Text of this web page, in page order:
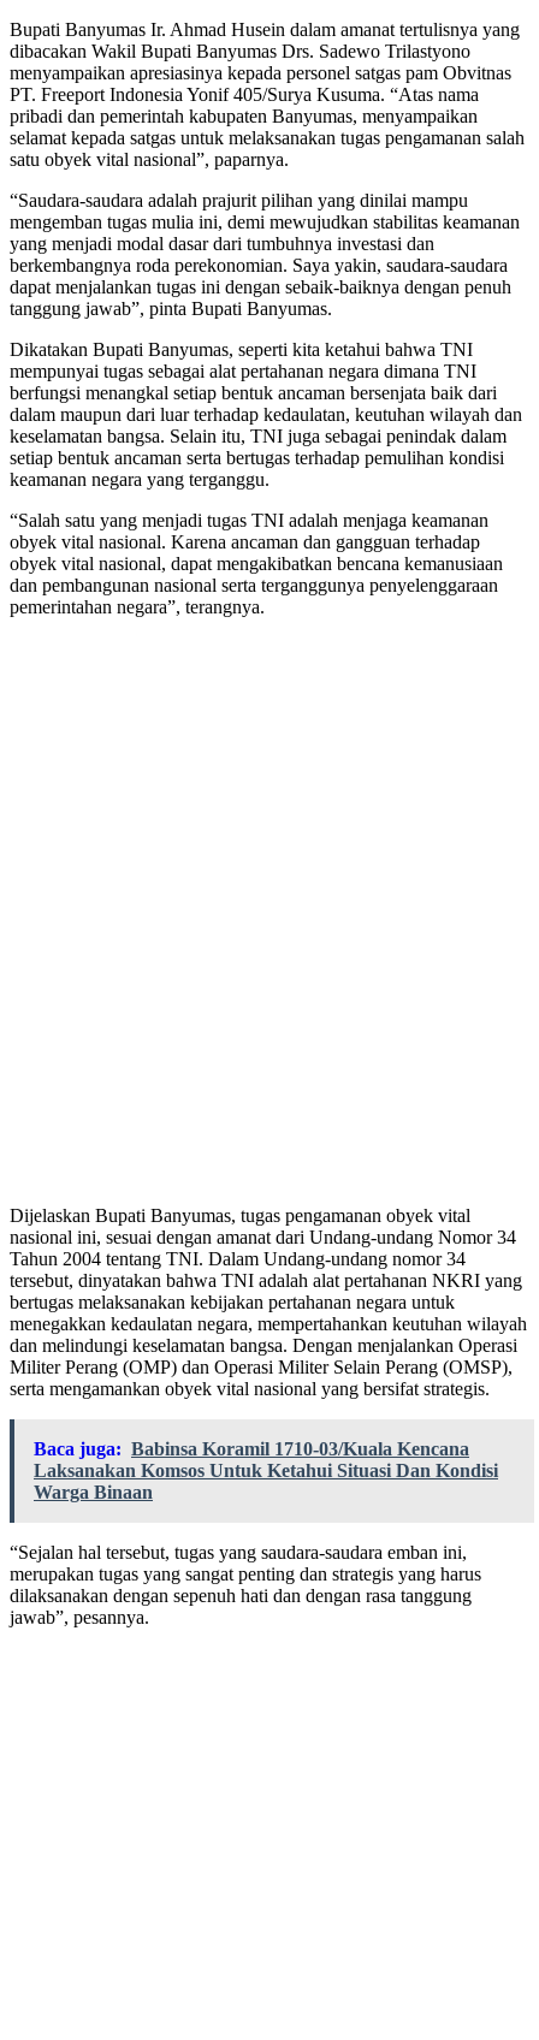
Bupati Banyumas Ir. Ahmad Husein dalam amanat tertulisnya yang
dibacakan Wakil Bupati Banyumas Drs. Sadewo Trilastyono
menyampaikan apresiasinya kepada personel satgas pam Obvitnas
PT. Freeport Indonesia Yonif 405/Surya Kusuma. “Atas nama
pribadi dan pemerintah kabupaten Banyumas, menyampaikan
selamat kepada satgas untuk melaksanakan tugas pengamanan salah
satu obyek vital nasional”, paparnya.
“Saudara-saudara adalah prajurit pilihan yang dinilai mampu
mengemban tugas mulia ini, demi mewujudkan stabilitas keamanan
yang menjadi modal dasar dari tumbuhnya investasi dan
berkembangnya roda perekonomian. Saya yakin, saudara-saudara
dapat menjalankan tugas ini dengan sebaik-baiknya dengan penuh
tanggung jawab”, pinta Bupati Banyumas.
Dikatakan Bupati Banyumas, seperti kita ketahui bahwa TNI
mempunyai tugas sebagai alat pertahanan negara dimana TNI
berfungsi menangkal setiap bentuk ancaman bersenjata baik dari
dalam maupun dari luar terhadap kedaulatan, keutuhan wilayah dan
keselamatan bangsa. Selain itu, TNI juga sebagai penindak dalam
setiap bentuk ancaman serta bertugas terhadap pemulihan kondisi
keamanan negara yang terganggu.
“Salah satu yang menjadi tugas TNI adalah menjaga keamanan
obyek vital nasional. Karena ancaman dan gangguan terhadap
obyek vital nasional, dapat mengakibatkan bencana kemanusiaan
dan pembangunan nasional serta terganggunya penyelenggaraan
pemerintahan negara”, terangnya.
Dijelaskan Bupati Banyumas, tugas pengamanan obyek vital
nasional ini, sesuai dengan amanat dari Undang-undang Nomor 34
Tahun 2004 tentang TNI. Dalam Undang-undang nomor 34
tersebut, dinyatakan bahwa TNI adalah alat pertahanan NKRI yang
bertugas melaksanakan kebijakan pertahanan negara untuk
menegakkan kedaulatan negara, mempertahankan keutuhan wilayah
dan melindungi keselamatan bangsa. Dengan menjalankan Operasi
Militer Perang (OMP) dan Operasi Militer Selain Perang (OMSP),
serta mengamankan obyek vital nasional yang bersifat strategis.
Baca juga: Babinsa Koramil 1710-03/Kuala Kencana
Laksanakan Komsos Untuk Ketahui Situasi Dan Kondisi
Warga Binaan
“Sejalan hal tersebut, tugas yang saudara-saudara emban ini,
merupakan tugas yang sangat penting dan strategis yang harus
dilaksanakan dengan sepenuh hati dan dengan rasa tanggung
jawab”, pesannya.